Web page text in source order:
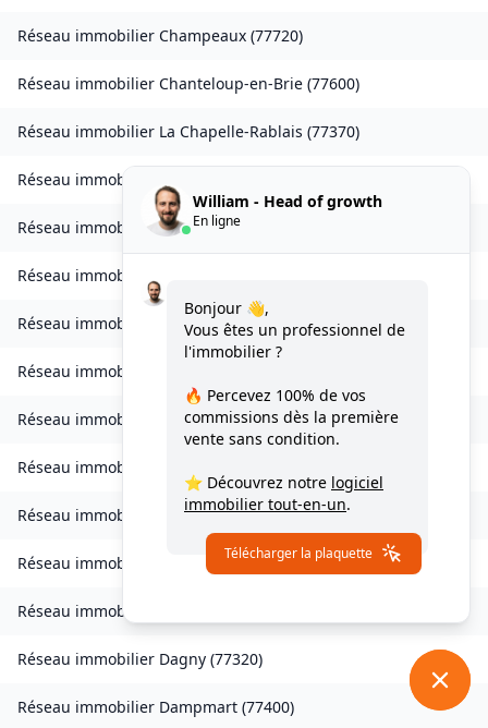
Réseau immobilier Champeaux (77720)
Réseau immobilier Chanteloup-en-Brie (77600)
Réseau immobilier La Chapelle-Rablais (77370)
Réseau immobilier
Réseau immobilierCharmentray
Réseau immobilier
Réseau immobilier Chessy( 77700)
Réseau immobilier
Réseau immobilier Compans(77290 )
Réseau immobilier
Réseau immobilier Coupvray(77700)
Réseau immobilier Courchamp(77560
Réseau immobilier
Réseau immobilier Dagny (77320)
Réseau immobilier Dampmart (77400)
William - Head of growth
En ligne
Bonjour 👋,
Vous êtes un professionnel de
l'immobilier ?
🔥 Percevez 100% de vos
commissions dès la première
vente sans condition.
⭐ Découvrez notre logiciel
immobilier tout-en-un.
Télécharger la plaquette